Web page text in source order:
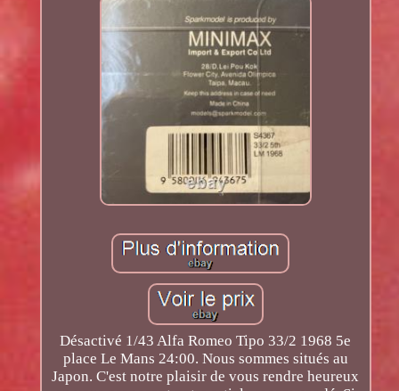
Désactivé 1/43 Alfa Romeo Tipo 33/2 1968 5e
place Le Mans 24:00. Nous sommes situés au
Japon. C'est notre plaisir de vous rendre heureux